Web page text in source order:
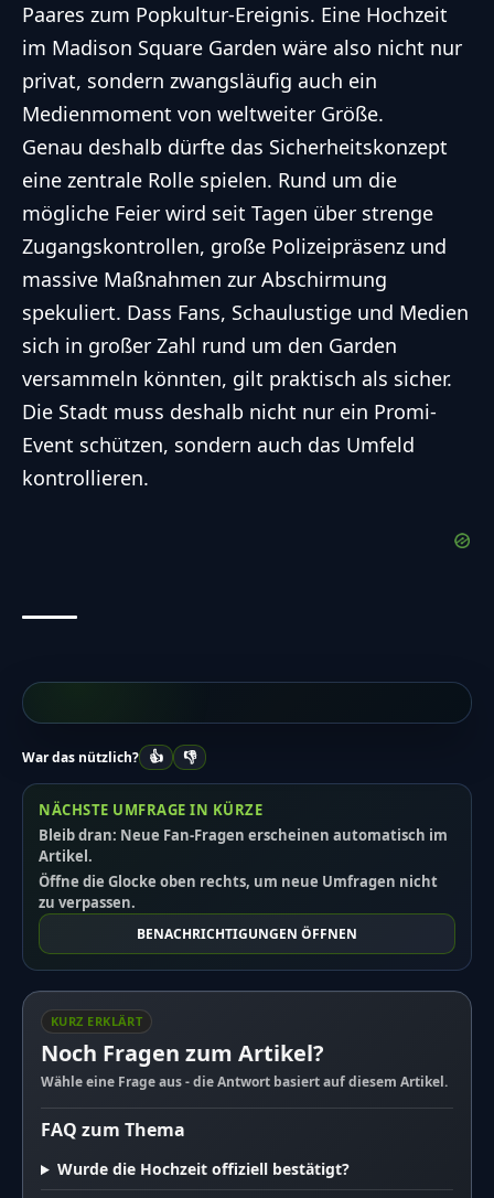
Paares zum Popkultur-Ereignis. Eine Hochzeit
im Madison Square Garden wäre also nicht nur
privat, sondern zwangsläufig auch ein
Medienmoment von weltweiter Größe.
Genau deshalb dürfte das Sicherheitskonzept
eine zentrale Rolle spielen. Rund um die
mögliche Feier wird seit Tagen über strenge
Zugangskontrollen, große Polizeipräsenz und
massive Maßnahmen zur Abschirmung
spekuliert. Dass Fans, Schaulustige und Medien
sich in großer Zahl rund um den Garden
versammeln könnten, gilt praktisch als sicher.
Die Stadt muss deshalb nicht nur ein Promi-
Event schützen, sondern auch das Umfeld
kontrollieren.
War das nützlich? 👍 👎
NÄCHSTE UMFRAGE IN KÜRZE
Bleib dran: Neue Fan-Fragen erscheinen automatisch im
Artikel.
Öffne die Glocke oben rechts, um neue Umfragen nicht
zu verpassen.
BENACHRICHTIGUNGEN ÖFFNEN
KURZ ERKLÄRT
Noch Fragen zum Artikel?
Wähle eine Frage aus - die Antwort basiert auf diesem Artikel.
FAQ zum Thema
Wurde die Hochzeit offiziell bestätigt?